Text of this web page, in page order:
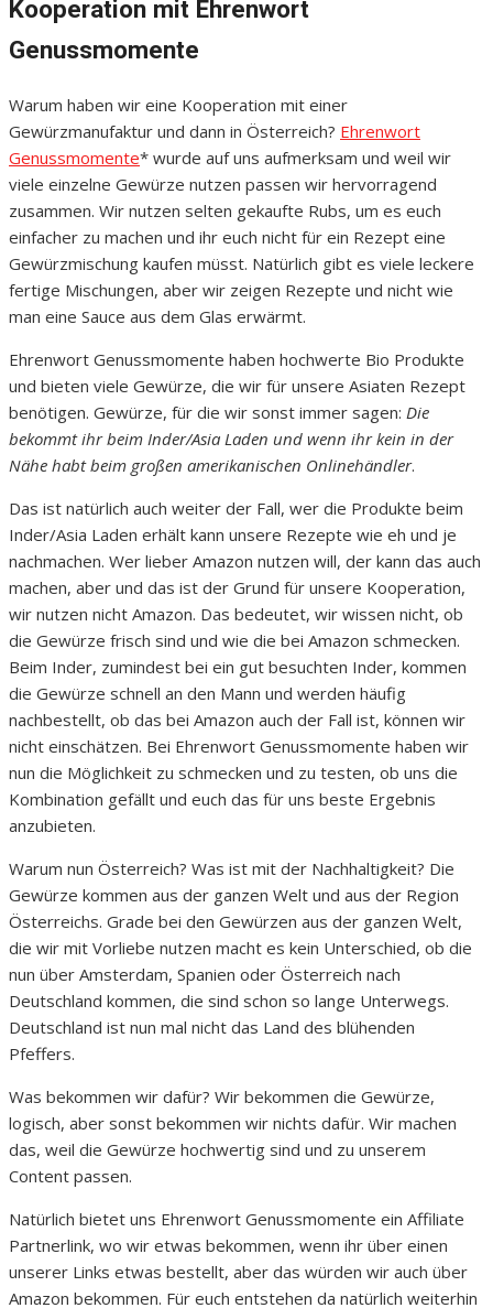
Kooperation mit Ehrenwort
Genussmomente
Warum haben wir eine Kooperation mit einer
Gewürzmanufaktur und dann in Österreich? Ehrenwort
Genussmomente* wurde auf uns aufmerksam und weil wir
viele einzelne Gewürze nutzen passen wir hervorragend
zusammen. Wir nutzen selten gekaufte Rubs, um es euch
einfacher zu machen und ihr euch nicht für ein Rezept eine
Gewürzmischung kaufen müsst. Natürlich gibt es viele leckere
fertige Mischungen, aber wir zeigen Rezepte und nicht wie
man eine Sauce aus dem Glas erwärmt.
Ehrenwort Genussmomente haben hochwerte Bio Produkte
und bieten viele Gewürze, die wir für unsere Asiaten Rezept
benötigen. Gewürze, für die wir sonst immer sagen: Die
bekommt ihr beim Inder/Asia Laden und wenn ihr kein in der
Nähe habt beim großen amerikanischen Onlinehändler.
Das ist natürlich auch weiter der Fall, wer die Produkte beim
Inder/Asia Laden erhält kann unsere Rezepte wie eh und je
nachmachen. Wer lieber Amazon nutzen will, der kann das auch
machen, aber und das ist der Grund für unsere Kooperation,
wir nutzen nicht Amazon. Das bedeutet, wir wissen nicht, ob
die Gewürze frisch sind und wie die bei Amazon schmecken.
Beim Inder, zumindest bei ein gut besuchten Inder, kommen
die Gewürze schnell an den Mann und werden häufig
nachbestellt, ob das bei Amazon auch der Fall ist, können wir
nicht einschätzen. Bei Ehrenwort Genussmomente haben wir
nun die Möglichkeit zu schmecken und zu testen, ob uns die
Kombination gefällt und euch das für uns beste Ergebnis
anzubieten.
Warum nun Österreich? Was ist mit der Nachhaltigkeit? Die
Gewürze kommen aus der ganzen Welt und aus der Region
Österreichs. Grade bei den Gewürzen aus der ganzen Welt,
die wir mit Vorliebe nutzen macht es kein Unterschied, ob die
nun über Amsterdam, Spanien oder Österreich nach
Deutschland kommen, die sind schon so lange Unterwegs.
Deutschland ist nun mal nicht das Land des blühenden
Pfeffers.
Was bekommen wir dafür? Wir bekommen die Gewürze,
logisch, aber sonst bekommen wir nichts dafür. Wir machen
das, weil die Gewürze hochwertig sind und zu unserem
Content passen.
Natürlich bietet uns Ehrenwort Genussmomente ein Affiliate
Partnerlink, wo wir etwas bekommen, wenn ihr über einen
unserer Links etwas bestellt, aber das würden wir auch über
Amazon bekommen. Für euch entstehen da natürlich weiterhin